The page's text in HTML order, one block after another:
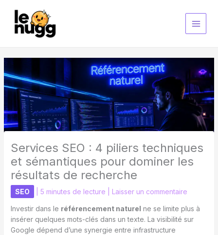
contenu
Services SEO : 4 piliers techniques
et sémantiques pour dominer les
résultats de recherche
SEO 5 minutes de lecture Laisser un commentaire
Investir dans le référencement naturel ne se limite plus à
insérer quelques mots-clés dans un texte. La visibilité sur
Google dépend d’une synergie entre infrastructure